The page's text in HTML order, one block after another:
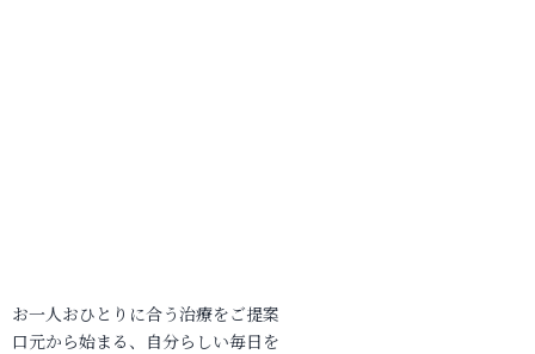
お一人おひとりに合う治療をご提案
口元から始まる、自分らしい毎日を